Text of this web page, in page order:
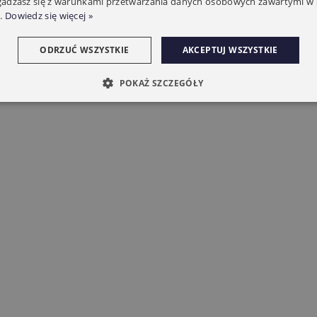
Dowiedz się więcej »
AKCEPTUJ WSZYSTKIE
ODRZUĆ WSZYSTKIE
POKAŻ SZCZEGÓŁY